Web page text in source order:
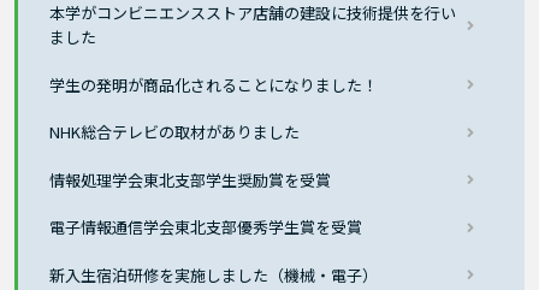
本学がコンビニエンスストア店舗の建設に技術提供を行い
ました
学生の発明が商品化されることになりました！
NHK総合テレビの取材がありました
情報処理学会東北支部学生奨励賞を受賞
電子情報通信学会東北支部優秀学生賞を受賞
新入生宿泊研修を実施しました（機械・電子）